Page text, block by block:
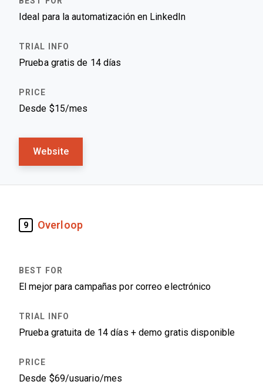
Ideal para la automatización en LinkedIn
Prueba gratis de 14 días
Desde $15/mes
Website
9 Overloop
El mejor para campañas por correo electrónico
Prueba gratuita de 14 días + demo gratis disponible
Desde $69/usuario/mes